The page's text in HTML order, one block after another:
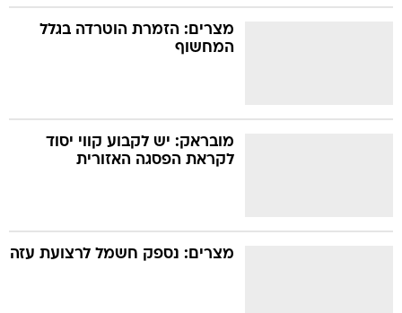
מצרים: הזמרת הוטרדה בגלל
המחשוף
מובראק: יש לקבוע קווי יסוד
לקראת הפסגה האזורית
מצרים: נספק חשמל לרצועת עזה